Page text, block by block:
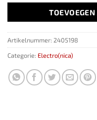
Artikelnummer: 2405198
Categorie: Electro(nica)